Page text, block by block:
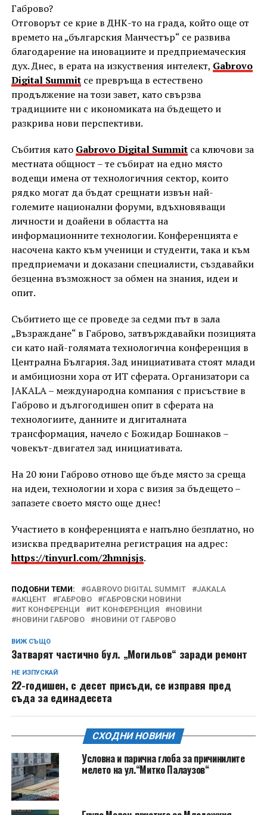
Габрово?
Отговорът се крие в ДНК-то на града, който още от
времето на „българския Манчестър“ се развива
благодарение на иновациите и предприемаческия
дух. Днес, в ерата на изкуствения интелект, Gabrovo
Digital Summitсе превръща в естествено
продължение на този завет, като свързва
традициите ни с икономиката на бъдещето и
разкрива нови перспективи.
Събития като Gabrovo Digital Summitса ключови за
местната общност – те събират на едно място
водещи имена от технологичния сектор, които
рядко могат да бъдат срещнати извън най-
големите национални форуми, вдъхновяващи
личности и доайени в областта на
информационните технологии. Конференцията е
насочена както към ученици и студенти, така и към
предприемачи и доказани специалисти, създавайки
безценна възможност за обмен на знания, идеи и
опит.
Събитието ще се проведе за седми път в зала
„Възраждане“ в Габрово, затвърждавайки позицията
си като най-голямата технологична конференция в
Централна България. Зад инициативата стоят млади
и амбициозни хора от ИТ сферата. Организатори са
JAKALA – международна компания с присъствие в
Габрово и дългогодишен опит в сферата на
технологиите, данните и дигиталната
трансформация, начело с Божидар Бошнаков –
човекът-двигател зад инициативата.
На 20 юни Габрово отново ще бъде място за среща
на идеи, технологии и хора с визия за бъдещето –
запазете своето място още днес!
Участието в конференцията е напълно безплатно, но
изисква предварителна регистрация на адрес:
https://tinyurl.com/2hmnjsjs.
ПОДОБНИ ТЕМИ: GABROVO DIGITAL SUMMIT
JAKALA
АКЦЕНТ
ГАБРОВО
ГАБРОВСКИ НОВИНИ
ИТ КОНФЕРЕНЦИ
ИТ КОНФЕРЕНЦИЯ
НОВИНИ
НОВИНИ ГАБРОВО
НОВИНИ ОТ ГАБРОВО
ВИЖ СЪЩО
Затварят частично бул. „Могильов“ заради ремонт
НЕ ИЗПУСКАЙ
22-годишен, с десет присъди, се изправя пред
съда за единадесета
СХОДНИ НОВИНИ
Условна и парична глоба за причинилите
мелето на ул.“Митко Палаузов“